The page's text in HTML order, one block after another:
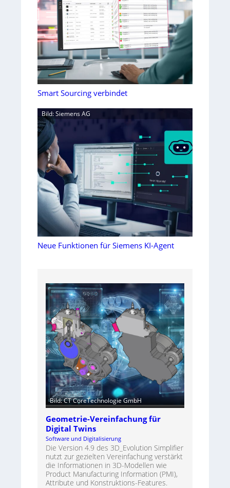
Smart Sourcing verbindet
Bild: Siemens AG
Neue Funktionen für Siemens KI-Agent
Bild: CT CoreTechnologie GmbH
Geometrie-Vereinfachung für
Digital Twins
Software und Digitalisierung
Die Version 4.9 des 3D_Evolution Simplifier
nutzt zur gezielten Vereinfachung verstärkt
die Informationen in 3D-Modellen wie
Product Manufacturing Information (PMI),
Attribute und Konstruktions-Features.